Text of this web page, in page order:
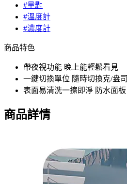
#量匙
#溫度計
#濃度計
商品特色
帶夜視功能 晚上能輕鬆看見
一鍵切換單位 隨時切換克/盎司
表面易清洗一擦即淨 防水面板
商品詳情